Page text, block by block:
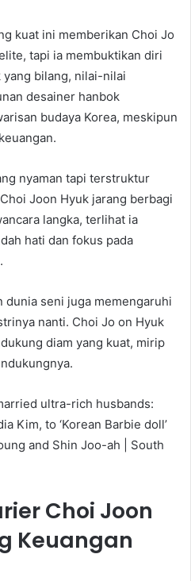
kuat ini memberikan Choi Jo
tapi ia membuktikan diri
yang bilang, nilai-nilai
desainer hanbok
budaya Korea, meskipun
nyaman tapi terstruktur
Joon Hyuk jarang berbagi
langka, terlihat ia
hati dan fokus pada
dunia seni juga memengaruhi
nanti. Choi Jo on Hyuk
diam yang kuat, mirip
ultra-rich husbands:
Kim, to ‘Korean Barbie doll’
and Shin Joo-ah | South
Choi Joon
Keuangan